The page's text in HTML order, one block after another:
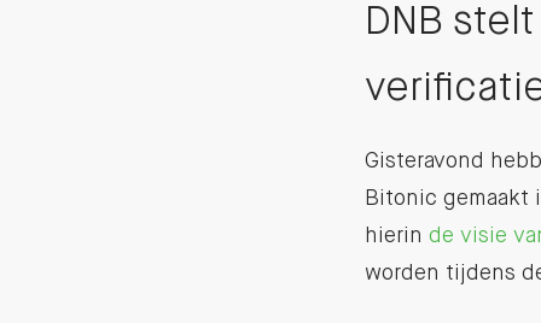
DNB
Gisteravond
Bitonic gemaakt
hierin de visie
worden tijdens